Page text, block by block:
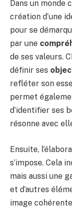
Dans un monde
création d’une
pour se
par une
de ses valeurs.
définir ses
refléter son
permet
d’identifier ses
résonne avec
Ensuite,
s’impose. Cela
mais aussi une
et d’autres
image